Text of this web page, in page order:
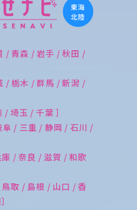
/ 青森 / 岩手 / 秋田 /
/ 栃木 / 群馬 / 新潟 /
埼玉 / 千葉 ］
/ 三重 / 静岡 / 石川 /
/ 奈良 / 滋賀 / 和歌
取 / 島根 / 山口 / 香